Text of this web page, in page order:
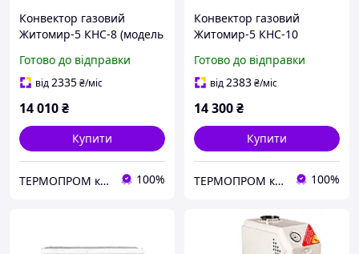
Конвектор газовий
Житомир-5 КНС-8 (модель
під балонний газ)
Готово до відправки
від2335₴/міс
14 010₴
Купити
TEPMOПРОМ крамниця та інтернет продажі 100%
Конвектор газовий
Житомир-5 КНС-10
форсунки під балонний
газ)
Готово до відправки
від2383₴/міс
14 300₴
Купити
TEPMOПРОМ крамниця та інтернет продажі 100%